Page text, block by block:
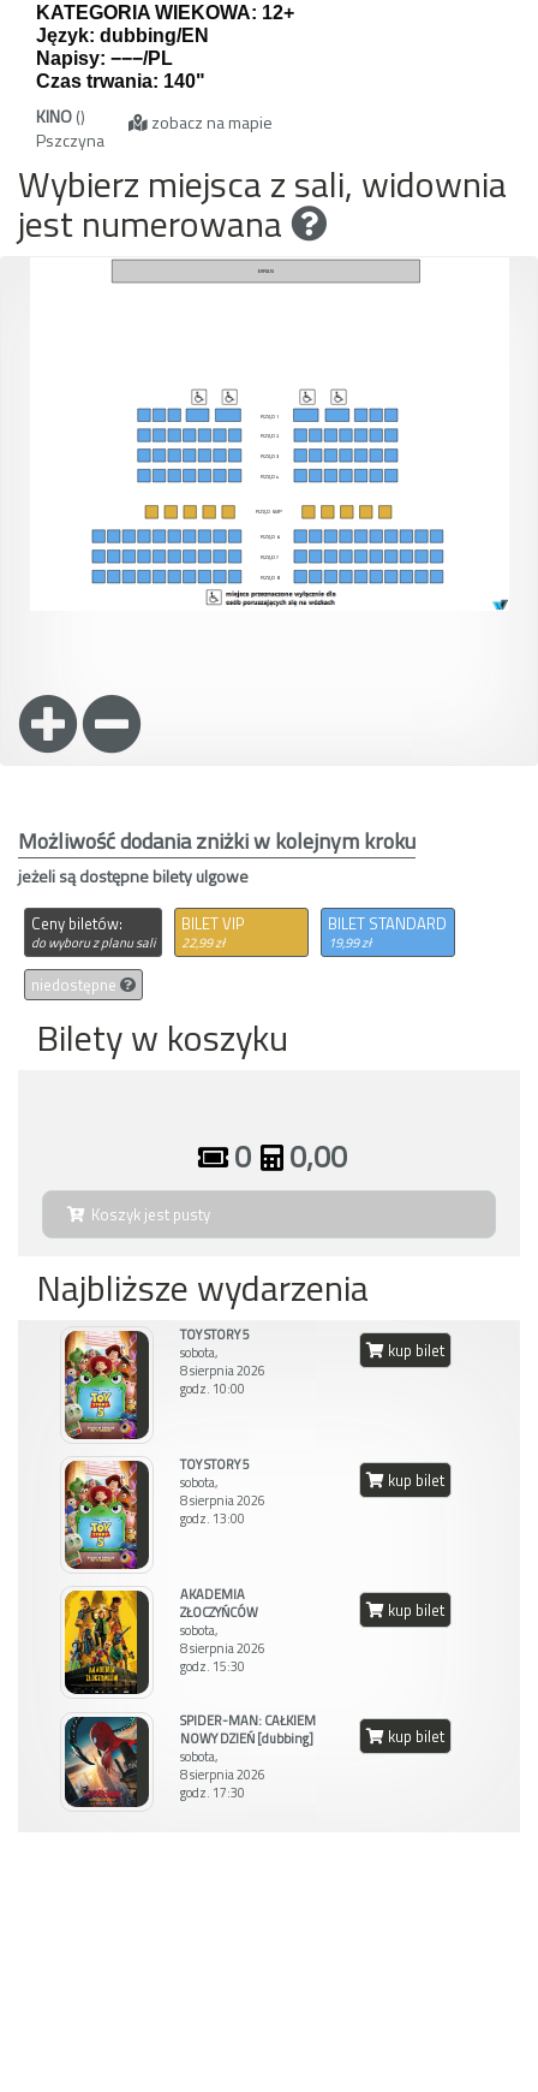
KATEGORIA WIEKOWA: 12+
Język: dubbing/EN
Napisy: −−−/PL
Czas trwania: 140"
KINO()
Pszczyna
zobacz na mapie
Wybierz miejsca z sali, widownia
jest numerowana
Możliwość dodania zniżki w kolejnym kroku
jeżeli są dostępne bilety ulgowe
Ceny biletów:
do wyboru z planu sali
BILET VIP
22,99 zł
BILET STANDARD
19,99 zł
niedostępne
Bilety w koszyku
0 0,00
Koszyk jest pusty
Najbliższe wydarzenia
TOY STORY 5
sobota,
8 sierpnia 2026
godz. 10:00
kup bilet
TOY STORY 5
sobota,
8 sierpnia 2026
godz. 13:00
kup bilet
AKADEMIA
ZŁOCZYŃCÓW
sobota,
8 sierpnia 2026
godz. 15:30
kup bilet
SPIDER-MAN: CAŁKIEM
NOWY DZIEŃ [dubbing]
sobota,
8 sierpnia 2026
godz. 17:30
kup bilet